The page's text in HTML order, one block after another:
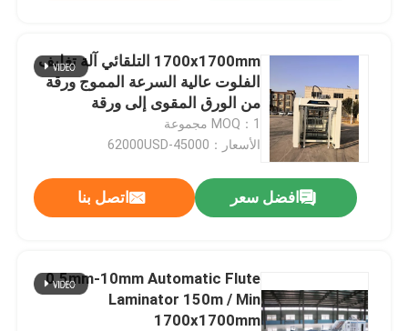
عرض الواقع الافتراضي
معلومات عنا
رقابة جودة
1700x1700mm التلقائي آلة تغليف
الفلوت عالية السرعة المموج ورقة
من الورق المقوى إلى ورقة
MOQ：1 مجموعة
الأسعار：45000-62000USD
افضل سعر اتصل بنا
0.5mm-10mm Automatic Flute
Laminator 150m / Min
1700x1700mm